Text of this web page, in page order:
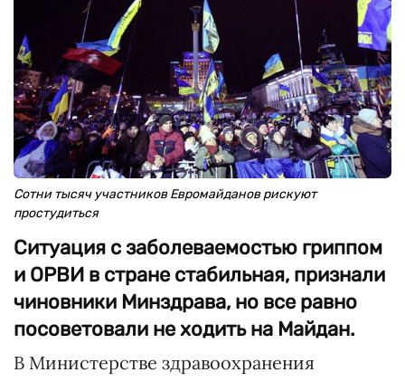
Сотни тысяч участников Евромайданов рискуют
простудиться
Ситуация с заболеваемостью гриппом
и ОРВИ в стране стабильная, признали
чиновники Минздрава, но все равно
посоветовали не ходить на Майдан.
В Министерстве здравоохранения